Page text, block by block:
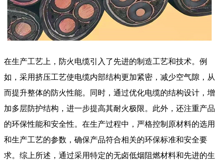
在生产工艺上， 防火电缆引入了先进的制造工艺和技术。例
如，采用挤压工艺使电缆内部结构更加紧密，减少空气隙，从
而提升整体的防火性能。同时，通过优化电缆的结构设计，增
加多层防护结构，进一步提高其耐火极限。此外，还注重产品
的环保性能和安全性。在生产过程中，严格控制原材料的选用
和生产工艺的参数，确保产品符合相关的环保标准和安全要
求。综上所述，通过采用特定的无卤低烟阻燃材料和先进的生